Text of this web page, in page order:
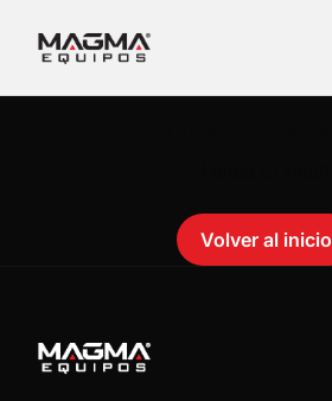
Volver al inicio